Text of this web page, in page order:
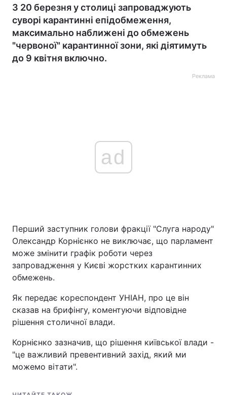
З 20 березня у столиці запроваджують
суворі карантинні епідобмеження,
максимально наближені до обмежень
"червоної" карантинної зони, які діятимуть
до 9 квітня включно.
Реклама
ad
Перший заступник голови фракції "Слуга народу"
Олександр Корнієнко не виключає, що парламент
може змінити графік роботи через
запровадження у Києві жорстких карантинних
обмежень.
Як передає кореспондент УНІАН, про це він
сказав на брифінгу, коментуючи відповідне
рішення столичної влади.
Корнієнко зазначив, що рішення київської влади -
"це важливий превентивний захід, який ми
можемо вітати".